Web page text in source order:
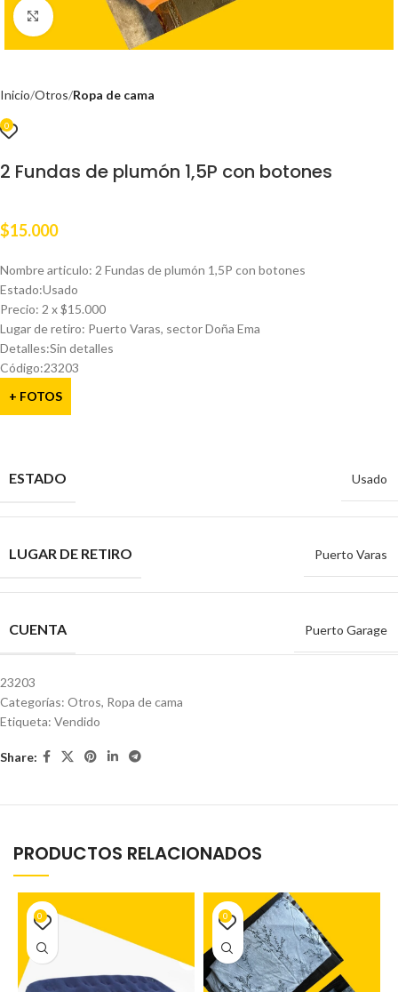
Clic para ampliar
Inicio Otros Ropa de cama
0
2 Fundas de plumón 1,5P con botones
$15.000
Nombre articulo: 2 Fundas de plumón 1,5P con botones
Estado:Usado
Precio: 2 x $15.000
Lugar de retiro: Puerto Varas, sector Doña Ema
Detalles:Sin detalles
Código:23203
+ FOTOS
ESTADO Usado
LUGAR DE RETIRO Puerto Varas
CUENTA Puerto Garage
23203
Categorías: Otros, Ropa de cama
Etiqueta: Vendido
Share:
PRODUCTOS RELACIONADOS
0 0